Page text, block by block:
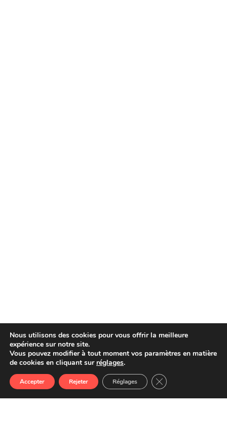
Nous utilisons des cookies pour vous offrir la meilleure
expérience sur notre site.
Vous pouvez modifier à tout moment vos paramètres en matière
de cookies en cliquant sur réglages.
Accepter Rejeter Réglages Close GDPR Cookie